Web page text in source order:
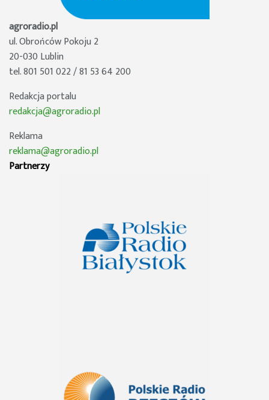
agroradio.pl
ul. Obrońców Pokoju 2
20-030 Lublin
tel. 801 501 022 / 81 53 64 200
Redakcja portalu
redakcja@agroradio.pl
Reklama
reklama@agroradio.pl
Partnerzy